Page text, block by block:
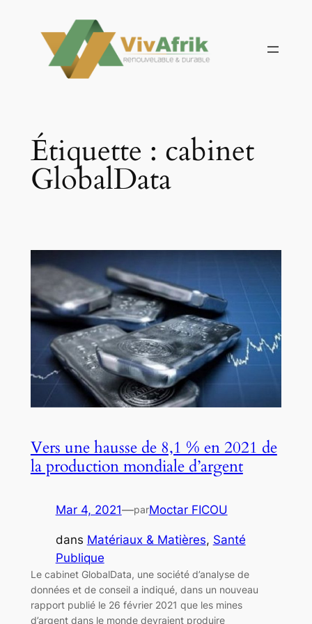
contenu
Étiquette : cabinet
GlobalData
Vers une hausse de 8,1 % en 2021 de
la production mondiale d’argent
Mar 4, 2021—parMoctar FICOU
dans Matériaux & Matières, Santé
Publique
Le cabinet GlobalData, une société d’analyse de
données et de conseil a indiqué, dans un nouveau
rapport publié le 26 février 2021 que les mines
d’argent dans le monde devraient produire